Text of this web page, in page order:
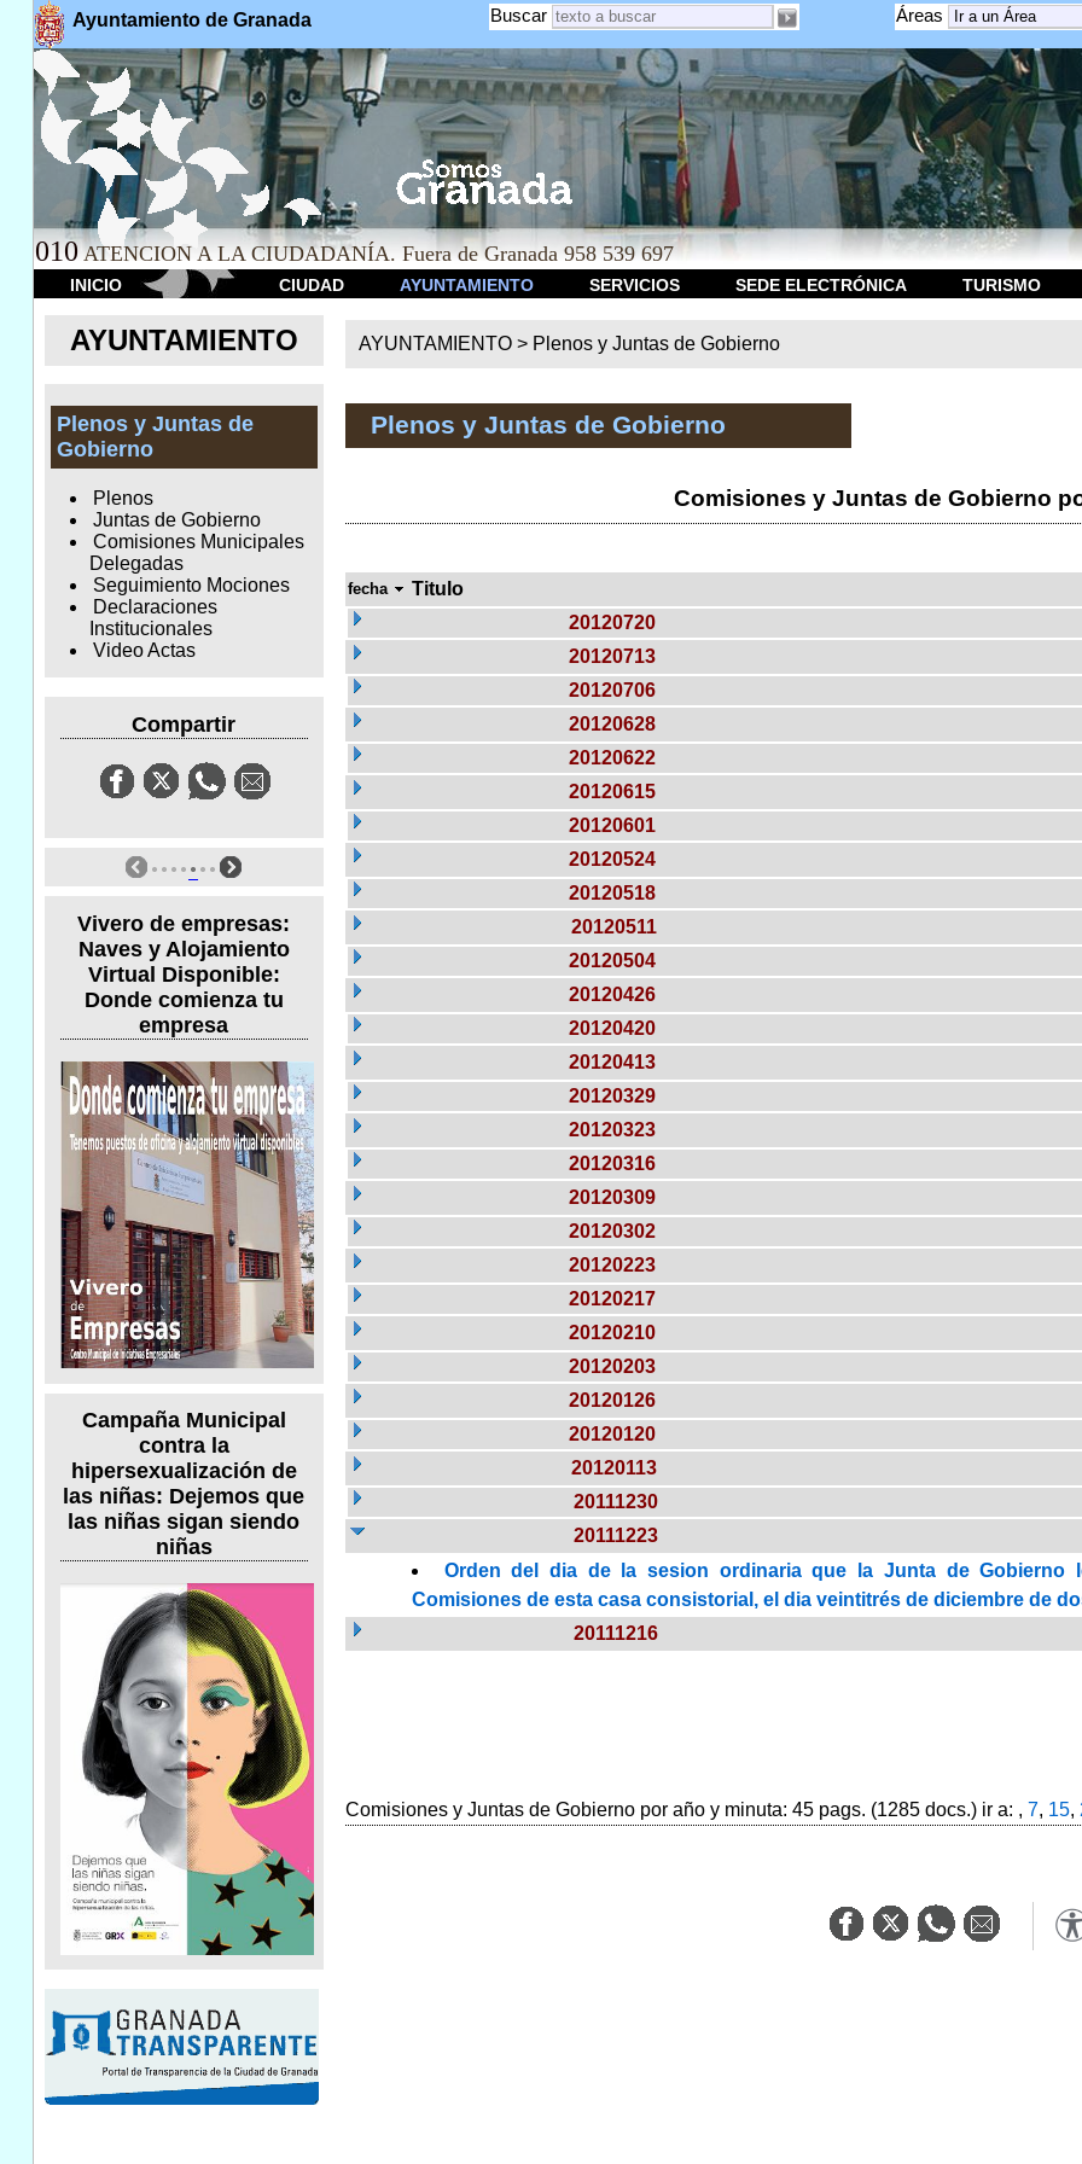
Ayuntamiento de Granada Áreas
Buscar
010 ATENCION A LA CIUDADANÍA. Fuera de Granada 958 539 697
INICIO CIUDAD AYUNTAMIENTO SERVICIOS SEDE ELECTRÓNICA TURISMO
AYUNTAMIENTO
Plenos y Juntas de
Gobierno
Plenos
Juntas de Gobierno
Comisiones Municipales
Delegadas
Seguimiento Mociones
Declaraciones
Institucionales
Video Actas
Compartir
Vivero de empresas:
Naves y Alojamiento
Virtual Disponible:
Donde comienza tu
empresa
Campaña Municipal
contra la
hipersexualización de
las niñas: Dejemos que
las niñas sigan siendo
niñas
AYUNTAMIENTO > Plenos y Juntas de Gobierno
Plenos y Juntas de Gobierno
Comisiones y Juntas de Gobierno
fecha Titulo
20120720
20120713
20120706
20120628
20120622
20120615
20120601
20120524
20120518
20120511
20120504
20120426
20120420
20120413
20120329
20120323
20120316
20120309
20120302
20120223
20120217
20120210
20120203
20120126
20120120
20120113
20111230
20111223
Orden del dia de la sesion ordinaria que la Junta de Gobierno
Comisiones de esta casa consistorial, el dia veintitrés de diciembre de
20111216
Comisiones y Juntas de Gobierno por año y minuta: 45 pags. (1285 docs.) ir a: , 7, 15,